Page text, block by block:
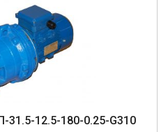
12.5-180-0.25-G310